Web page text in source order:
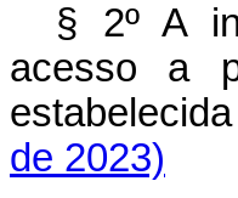
§ 2º A
acesso a
de 2023)